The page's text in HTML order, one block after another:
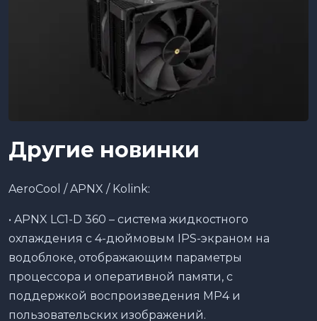
Другие новинки
AeroCool / APNX / Kolink:
• APNX LC1-D 360 – система жидкостного
охлаждения с 4-дюймовым IPS-экраном на
водоблоке, отображающим параметры
процессора и оперативной памяти, с
поддержкой воспроизведения MP4 и
пользовательских изображений.